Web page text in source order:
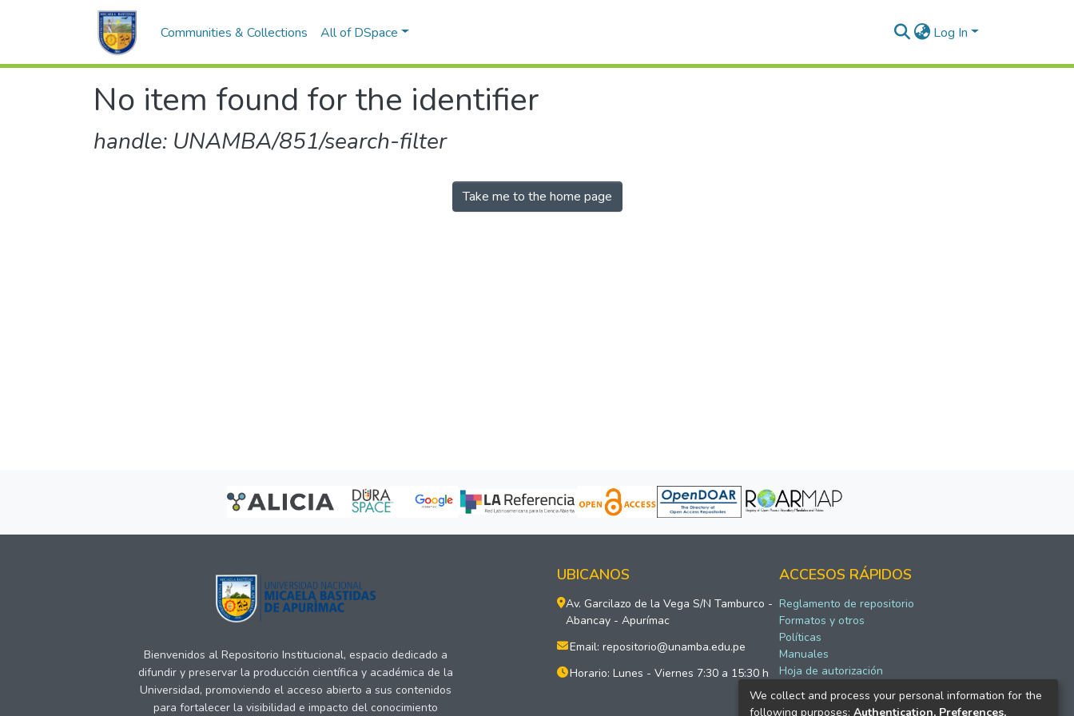
Communities & Collections All of DSpace Log In
No item found for the identifier
handle: UNAMBA/851/search-filter
Take me to the home page
Bienvenidos al Repositorio Institucional, espacio dedicado a
difundir y preservar la producción científica y académica de la
Universidad, promoviendo el acceso abierto a sus contenidos
para fortalecer la visibilidad e impacto del conocimiento
UBICANOS
Av. Garcilazo de la Vega S/N Tamburco -
Abancay - Apurímac
Email: repositorio@unamba.edu.pe
Horario: Lunes - Viernes 7:30 a 15:30 h
ACCESOS RÁPIDOS
Reglamento de repositorio
Formatos y otros
Políticas
Manuales
Hoja de autorización
We collect and process your personal information for the
following purposes: Authentication, Preferences,